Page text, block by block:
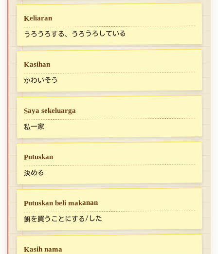
Keliaran
うろうろする、うろうろしている
Kasihan
かわいそう
Saya sekeluarga
私一家
Putuskan
決める
Putuskan beli makanan
餌を買うことにする/した
Kasih nama